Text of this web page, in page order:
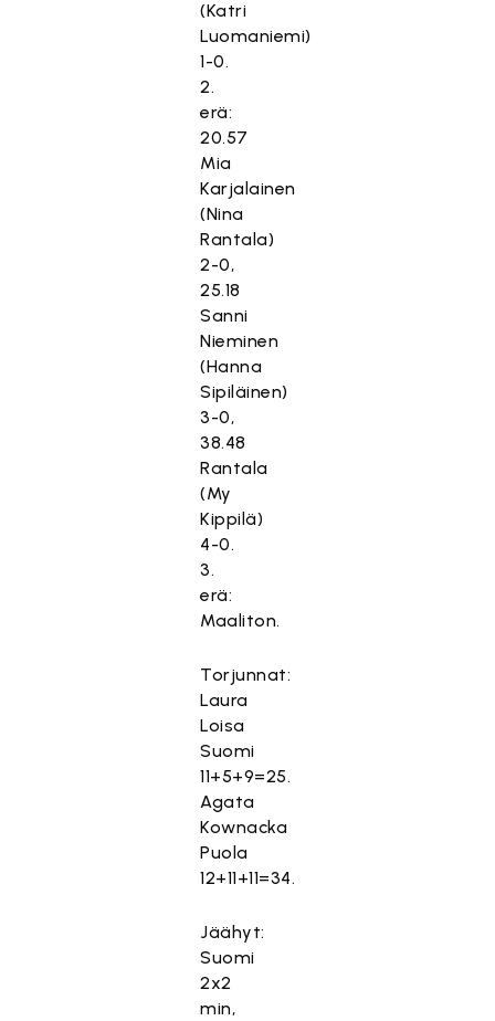
(Katri
Luomaniemi)
1-0.
2.
erä:
20.57
Mia
Karjalainen
(Nina
Rantala)
2-0,
25.18
Sanni
Nieminen
(Hanna
Sipiläinen)
3-0,
38.48
Rantala
(My
Kippilä)
4-0.
3.
erä:
Maaliton.
Torjunnat:
Laura
Loisa
Suomi
11+5+9=25.
Agata
Kownacka
Puola
12+11+11=34.
Jäähyt:
Suomi
2x2
min,